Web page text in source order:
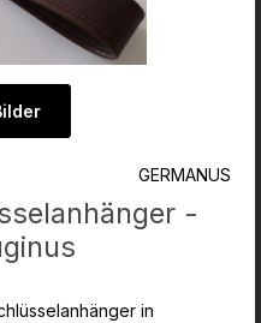
0 von 5 Sternen
GERMANUS
-
in